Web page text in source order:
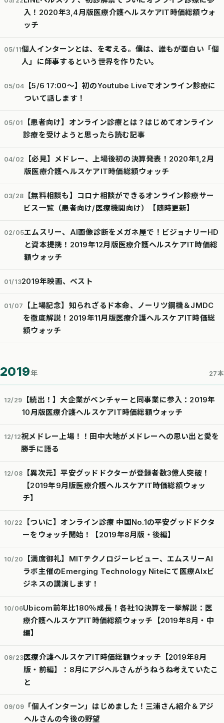
入！2020年3,4月版医療介護ヘルスケアIT時価総額ウォ
ッチ
05/11個人インターンとは、を考える。僕は、誰もが面白い「個
人」に師事するという世界を作りたい。
05/04
【5/6 17:00〜】初のYoutube Liveでオンライン診療に
ついて話します！
05/01
【患者向け】オンライン診療とは？はじめてオンライン
診療を受けようと思ったら読む記事
04/02
【必見】メドレー、上場後初の決算発表！2020年1,2月
版医療介護ヘルスケアIT時価総額ウォッチ
03/28
【無料相談も】コロナ相談ができるオンライン診療サー
ビス一覧（患者向け/医療機関向け）【随時更新】
02/05エムスリー、AI画像診断をメガネ屋で！ビジョナリーHD
と資本提携！2019年12月版医療介護ヘルスケアIT時価総
額ウォッチ
01/132019年映画、ベスト
01/07
【上場記念】知られざるド本命、ノーリツ鋼機＆JMDC
を徹底解説！2019年11月版医療介護ヘルスケアIT時価総
額ウォッチ
2019年 27本
12/29
【続出！】大企業がベンチャーと同事業に参入：2019年
10月版医療介護ヘルスケアIT時価総額ウォッチ
12/12祝メドレー上場！！田中大地がメドレーへの思い出と愛を
勝手に語る
12/08
【異次元】平安グッドドクターが登録者数3億人突破！
【2019年9月版医療介護ヘルスケアIT時価総額ウォッ
チ】
10/22
【ついに】オンライン診療 中国No.1の平安グッドドクタ
ーをウォッチ開始！【2019年8月版・後編】
10/20
【満席御礼】MITテクノロジーレビュー、エムスリーAI
ラボ主催のEmerging Technology Niteにて医療AIxビ
ジネスの講演します！
10/06Ubicom前年比180％成長！各社1Q決算を一挙解説：医
療介護ヘルスケアIT時価総額ウォッチ【2019年8月・中
編】
09/23医療介護ヘルスケアIT時価総額ウォッチ【2019年8月
版・前編】：8月にアジヘルさんがうねうね考えていたこ
と
09/09 「個人インターン」はじめました！三浦さん紹介＆アジ
ヘルさんの今後の野望